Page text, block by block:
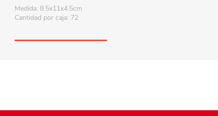
Medida: 8.5x11x4.5cm
Cantidad por caja: 72